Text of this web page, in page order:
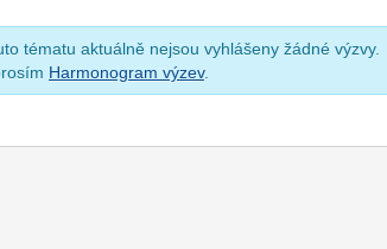
tématu aktuálně nejsou vyhlášeny žádné výzvy.
Harmonogram výzev.